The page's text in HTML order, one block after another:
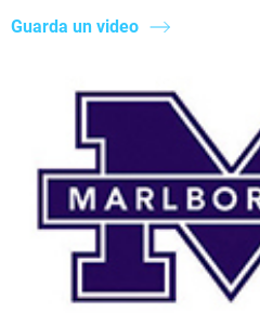
Guarda un video